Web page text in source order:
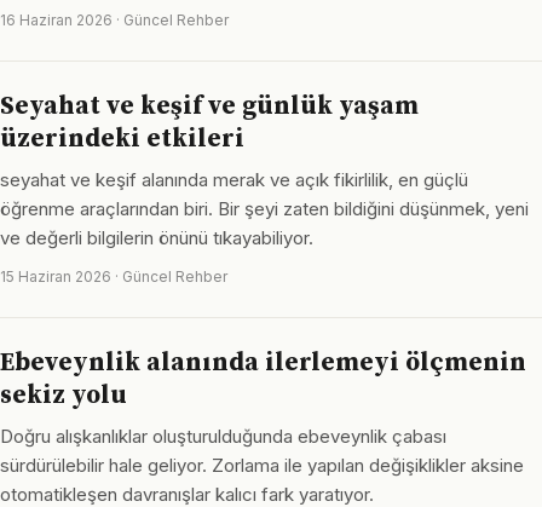
16 Haziran 2026 · Güncel Rehber
Seyahat ve keşif ve günlük yaşam
üzerindeki etkileri
seyahat ve keşif alanında merak ve açık fikirlilik, en güçlü
öğrenme araçlarından biri. Bir şeyi zaten bildiğini düşünmek, yeni
ve değerli bilgilerin önünü tıkayabiliyor.
15 Haziran 2026 · Güncel Rehber
Ebeveynlik alanında ilerlemeyi ölçmenin
sekiz yolu
Doğru alışkanlıklar oluşturulduğunda ebeveynlik çabası
sürdürülebilir hale geliyor. Zorlama ile yapılan değişiklikler aksine
otomatikleşen davranışlar kalıcı fark yaratıyor.